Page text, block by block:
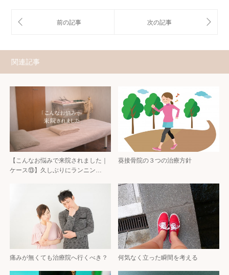
関連記事
【こんなお悩みで来院されました｜
ケース⑬】久しぶりにランニン…
葵接骨院の３つの治療方針
痛みが無くても治療院へ行くべき？ 何気なく立った瞬間を考える